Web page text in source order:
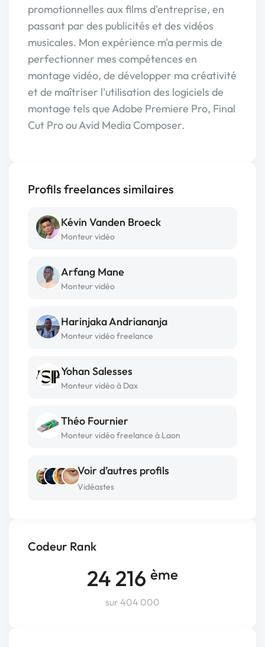
Codeur Rank
24 216 ème
sur 404 000
promotionnelles aux films d'entreprise, en
passant par des publicités et des vidéos
musicales. Mon expérience m'a permis de
perfectionner mes compétences en
montage vidéo, de développer ma créativité
et de maîtriser l'utilisation des logiciels de
montage tels que Adobe Premiere Pro, Final
Cut Pro ou Avid Media Composer.
Profils freelances similaires
Kévin Vanden Broeck
Monteur vidéo
Arfang Mane
Monteur vidéo
Harinjaka Andriananja
Monteur vidéo freelance
Yohan Salesses
Monteur vidéo à Dax
Théo Fournier
Monteur vidéo freelance à Laon
Voir d’autres profils
Vidéastes